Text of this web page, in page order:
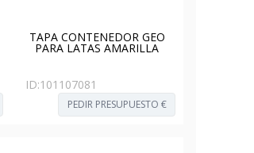
TAPA CONTENEDOR GEO
PARA LATAS AMARILLA
ID:101107081
PEDIR PRESUPUESTO €